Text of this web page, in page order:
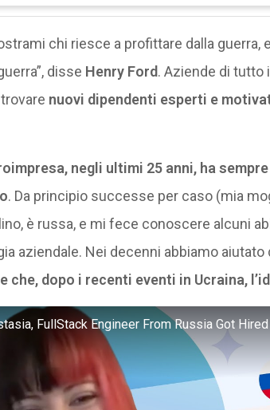
chi riesce a profittare dalla
disse Henry Ford. Aziende di tutto
nuovi dipendenti esperti e
negli ultimi 25 anni, ha
. Da principio successe per caso (mia
è russa, e mi fece conoscere alcuni
aziendale. Nei decenni abbiamo
che, dopo i recenti eventi in Ucraina,
FullStack Engineer From Russia Got